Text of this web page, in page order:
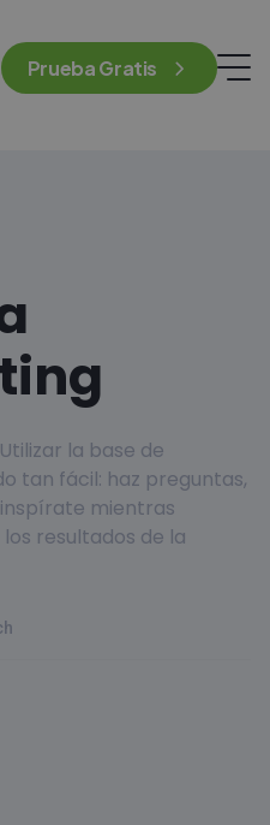
Prueba Gratis
la base de
tan fácil: haz preguntas,
mientras
resultados de la